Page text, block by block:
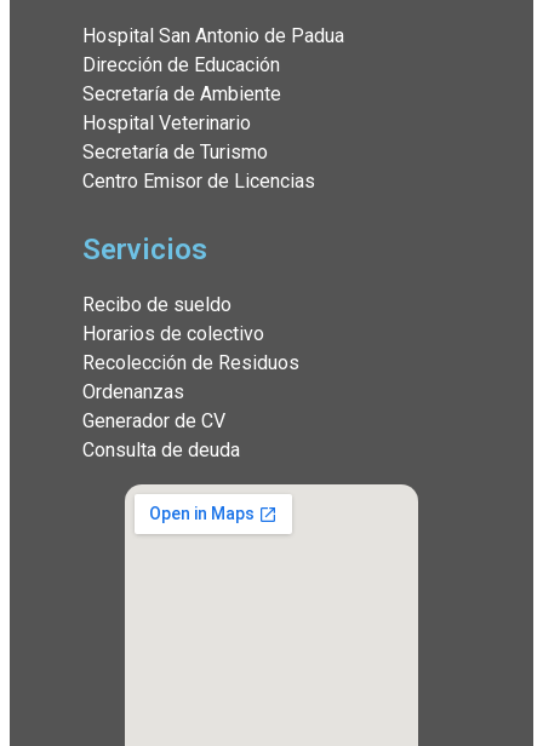
Hospital San Antonio de Padua
Dirección de Educación
Secretaría de Ambiente
Hospital Veterinario
Secretaría de Turismo
Centro Emisor de Licencias
Servicios
Recibo de sueldo
Horarios de colectivo
Recolección de Residuos
Ordenanzas
Generador de CV
Consulta de deuda